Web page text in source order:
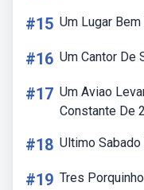
#15 Um Lugar
#16 Um Cantor De
#17 Um Aviao
Constante De
#18 Ultimo
#19 Tres